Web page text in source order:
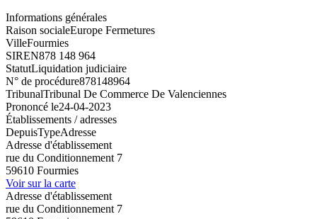
Informations générales
Raison socialeEurope Fermetures
VilleFourmies
SIREN878 148 964
StatutLiquidation judiciaire
N° de procédure878148964
TribunalTribunal De Commerce De Valenciennes
Prononcé le24-04-2023
Établissements / adresses
DepuisTypeAdresse
Adresse d'établissement
rue du Conditionnement 7
59610 Fourmies
Voir sur la carte
Adresse d'établissement
rue du Conditionnement 7